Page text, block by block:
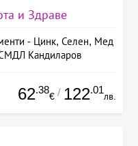
и Здраве
- Цинк, Селен, Мед
Кандиларов
62.38
€ / 122.01
лв.